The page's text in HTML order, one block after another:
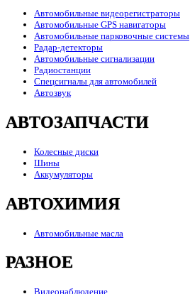
Автомобильные видеорегистраторы
Автомобильные GPS навигаторы
Автомобильные парковочные системы
Радар-детекторы
Автомобильные сигнализации
Радиостанции
Спецсигналы для автомобилей
Автозвук
АВТОЗАПЧАСТИ
Колесные диски
Шины
Аккумуляторы
АВТОХИМИЯ
Автомобильные масла
РАЗНОЕ
Видеонаблюдение